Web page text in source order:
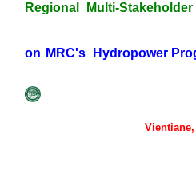
Regional Multi-
on MRC's Hydropower
Vientiane,